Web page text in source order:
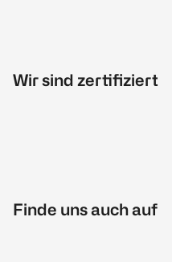
Wir sind zertifiziert
Finde uns auch auf